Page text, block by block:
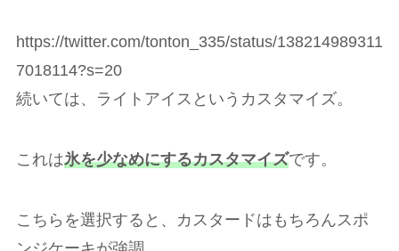
https://twitter.com/tonton_335/status/138214989311
7018114?s=20
続いては、ライトアイスというカスタマイズ。
これは氷を少なめにするカスタマイズです。
こちらを選択すると、カスタードはもちろんスポ